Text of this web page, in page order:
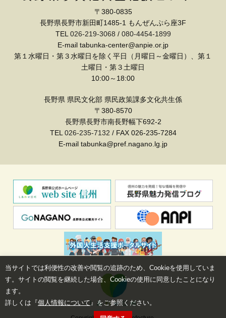
〒380-0835
長野県長野市新田町1485-1 もんぜんぷら座3F
TEL026-219-3068 / 080-4454-1899
E-mail tabunka-center@anpie.or.jp
第１水曜日・第３水曜日を除く平日（月曜日～金曜日）、第１
土曜日・第３土曜日
10:00～18:00
長野県 県民文化部 県民政策課多文化共生係
〒380-8570
長野県長野市南長野幅下692-2
TEL026-235-7132 / FAX 026-235-7284
E-mail tabunka@pref.nagano.lg.jp
当サイトでは利便性の改善や閲覧の追跡のため、Cookieを使用していま
す。サイトの閲覧を継続した場合、Cookieの使用に同意したことになり
ます。
詳しくは『個人情報について』をご参照ください。